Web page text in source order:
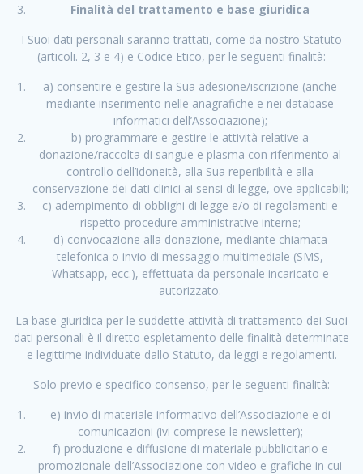
Finalità del trattamento e base giuridica
I Suoi dati personali saranno trattati, come da nostro Statuto
(articoli. 2, 3 e 4) e Codice Etico, per le seguenti finalità:
a) consentire e gestire la Sua adesione/iscrizione (anche
mediante inserimento nelle anagrafiche e nei database
informatici dell’Associazione);
b) programmare e gestire le attività relative a
donazione/raccolta di sangue e plasma con riferimento al
controllo dell’idoneità, alla Sua reperibilità e alla
conservazione dei dati clinici ai sensi di legge, ove applicabili;
c) adempimento di obblighi di legge e/o di regolamenti e
rispetto procedure amministrative interne;
d) convocazione alla donazione, mediante chiamata
telefonica o invio di messaggio multimediale (SMS,
Whatsapp, ecc.), effettuata da personale incaricato e
autorizzato.
La base giuridica per le suddette attività di trattamento dei Suoi
dati personali è il diretto espletamento delle finalità determinate
e legittime individuate dallo Statuto, da leggi e regolamenti.
Solo previo e specifico consenso, per le seguenti finalità:
e) invio di materiale informativo dell’Associazione e di
comunicazioni (ivi comprese le newsletter);
f) produzione e diffusione di materiale pubblicitario e
promozionale dell’Associazione con video e grafiche in cui